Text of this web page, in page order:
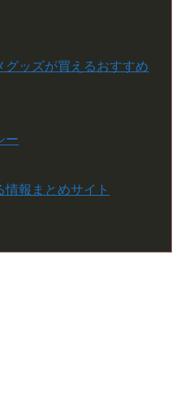
グッズが買えるおすすめ
ー
報まとめサイト